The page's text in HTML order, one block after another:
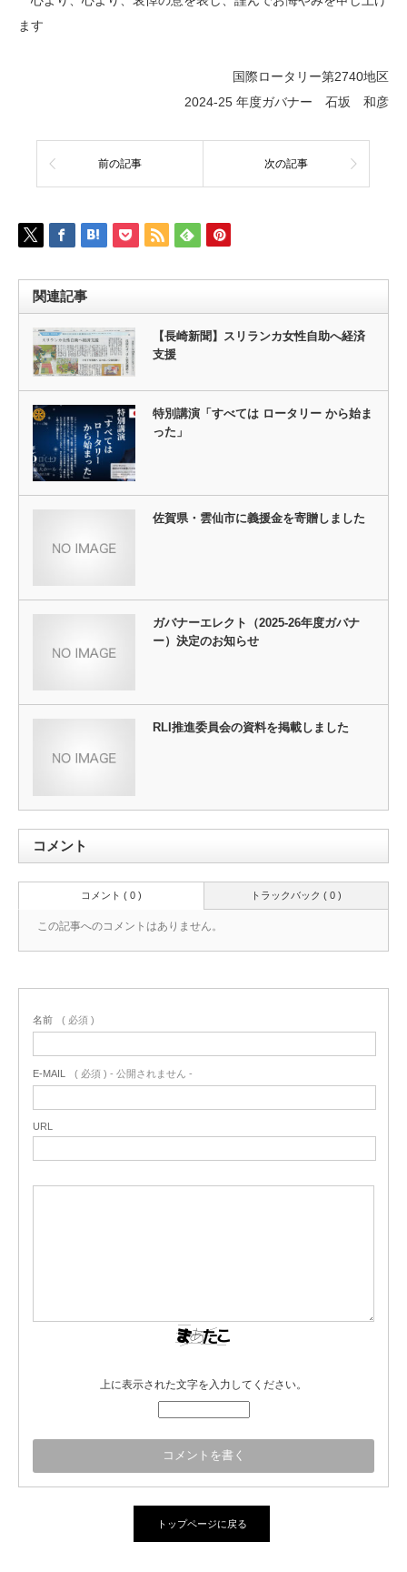
ます
国際ロータリー第2740地区
2024-25 年度ガバナー 石坂 和彦
前の記事 次の記事
関連記事
【長崎新聞】スリランカ女性自助へ経済
支援
特別講演「すべては ロータリー から始ま
った」
佐賀県・雲仙市に義援金を寄贈しました
ガバナーエレクト（2025-26年度ガバナ
ー）決定のお知らせ
RLI推進委員会の資料を掲載しました
コメント
トラックバック ( 0 )
コメント ( 0 )
この記事へのコメントはありません。
名前 ( 必須 )
E-MAIL ( 必須 ) - 公開されません -
URL
上に表示された文字を入力してください。
トップページに戻る